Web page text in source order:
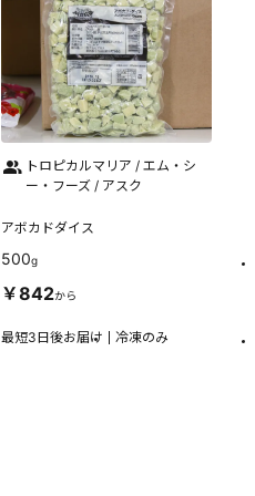
トロピカルマリア / エム・シ
ー・フーズ / アスク
アボカドダイス
500g
￥842から
最短3日後お届け 冷凍のみ